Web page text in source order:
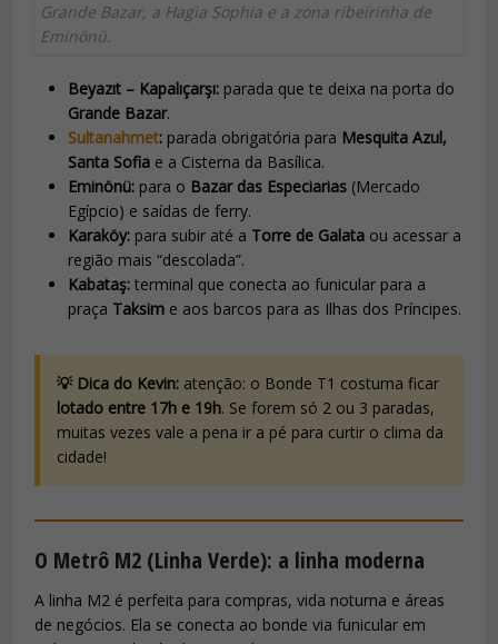
Grande Bazar, a Hagia Sophia e a zona ribeirinha de
Eminönü.
Beyazıt – Kapalıçarşı: parada que te deixa na porta do
Grande Bazar.
Sultanahmet: parada obrigatória para Mesquita Azul,
Santa Sofia e a Cisterna da Basílica.
Eminönü: para o Bazar das Especiarias (Mercado
Egípcio) e saídas de ferry.
Karaköy: para subir até a Torre de Galata ou acessar a
região mais “descolada”.
Kabataş: terminal que conecta ao funicular para a
praça Taksim e aos barcos para as Ilhas dos Príncipes.
💡 Dica do Kevin: atenção: o Bonde T1 costuma ficar
lotado entre 17h e 19h. Se forem só 2 ou 3 paradas,
muitas vezes vale a pena ir a pé para curtir o clima da
cidade!
O Metrô M2 (Linha Verde): a linha moderna
A linha M2 é perfeita para compras, vida noturna e áreas
de negócios. Ela se conecta ao bonde via funicular em